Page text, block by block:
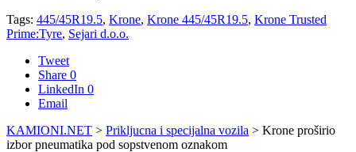
Tags: 445/45R19.5, Krone, Krone 445/45R19.5, Krone Trusted
Prime:Tyre, Sejari d.o.o.
Tweet
Share 0
LinkedIn 0
Email
KAMIONI.NET > Prikljucna i specijalna vozila > Krone proširio
izbor pneumatika pod sopstvenom oznakom